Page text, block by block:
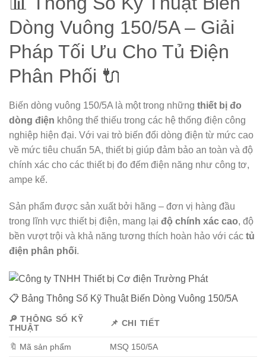
Dòng Vuông 150/5A – Giải
Pháp Tối Ưu Cho Tủ Điện
Phân Phối 🔌
Biến dòng vuông 150/5A là một trong những thiết bị đo
dòng điện không thể thiếu trong các hệ thống điện công
nghiệp hiện đại. Với vai trò biến đổi dòng điện từ mức cao
về mức tiêu chuẩn 5A, thiết bị giúp đảm bảo an toàn và độ
chính xác cho các thiết bị đo đếm điện năng như công tơ,
ampe kế.
Sản phẩm được sản xuất bởi hãng – đơn vị hàng đầu
trong lĩnh vực thiết bị điện, mang lại độ chính xác cao, độ
bền vượt trội và khả năng tương thích hoàn hảo với các tủ
điện phân phối.
📋 Bảng Thông Số Kỹ Thuật Biến Dòng Vuông 150/5A
🔎THÔNG SỐ KỸ
THUẬT
📌 CHI TIẾT
🔖 Mã sản phẩm MSQ 150/5A